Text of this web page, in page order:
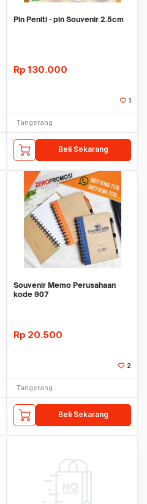
Pin Peniti - pin Souvenir 2.5cm
Rp 130.000
1
Tangerang
Beli Sekarang
Souvenir Memo Perusahaan
kode 907
Rp 20.500
2
Tangerang
Beli Sekarang